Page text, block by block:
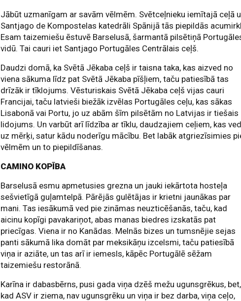
Jābūt uzmanīgam ar savām vēlmēm. Svētceļnieku iemītajā ceļā
Santjago de Kompostelas katedrāli Spānijā tās piepildās
Esam taizemiešu ēstuvē Barselusā, šarmantā pilsētiņā
vidū. Tai cauri iet Santjago Portugāles Centrālais ceļš.
Daudzi domā, ka Svētā Jēkaba ceļš ir taisna taka, kas aizved no
viena sākuma līdz pat Svētā Jēkaba pīšļiem, taču patiesībā tas
drīzāk ir tīklojums. Vēsturiskais Svētā Jēkaba ceļš vijas cauri
Francijai, taču latvieši biežāk izvēlas Portugāles ceļu, kas sākas
Lisabonā vai Portu, jo uz abām šīm pilsētām no Latvijas ir tiešais
lidojums. Un varbūt arī līdzība ar tīklu, daudzajiem ceļiem, kas ved
uz mērķi, satur kādu noderīgu mācību. Bet labāk atgriezīsimies
vēlmēm un to piepildīšanas.
CAMINO KOPĪBA
Barselusā esmu apmetusies grezna un jauki iekārtota hosteļa
sešvietīgā guļamtelpā. Pārējās gulētājas ir krietni jaunākas par
mani. Tas iesākumā ved pie zināmas neuzticēšanās, taču, kad
aicinu kopīgi pavakariņot, abas manas biedres izskatās pat
priecīgas. Viena ir no Kanādas. Melnās bizes un tumsnējie sejas
panti sākumā lika domāt par meksikāņu izcelsmi, taču patiesībā
viņa ir aziāte, un tas arī ir iemesls, kāpēc Portugālē sēžam
taizemiešu restorānā.
Karīna ir dabasbērns, pusi gada viņa dzēš mežu ugunsgrēkus, bet,
kad ASV ir ziema, nav ugunsgrēku un viņa ir bez darba, viņa ceļo,